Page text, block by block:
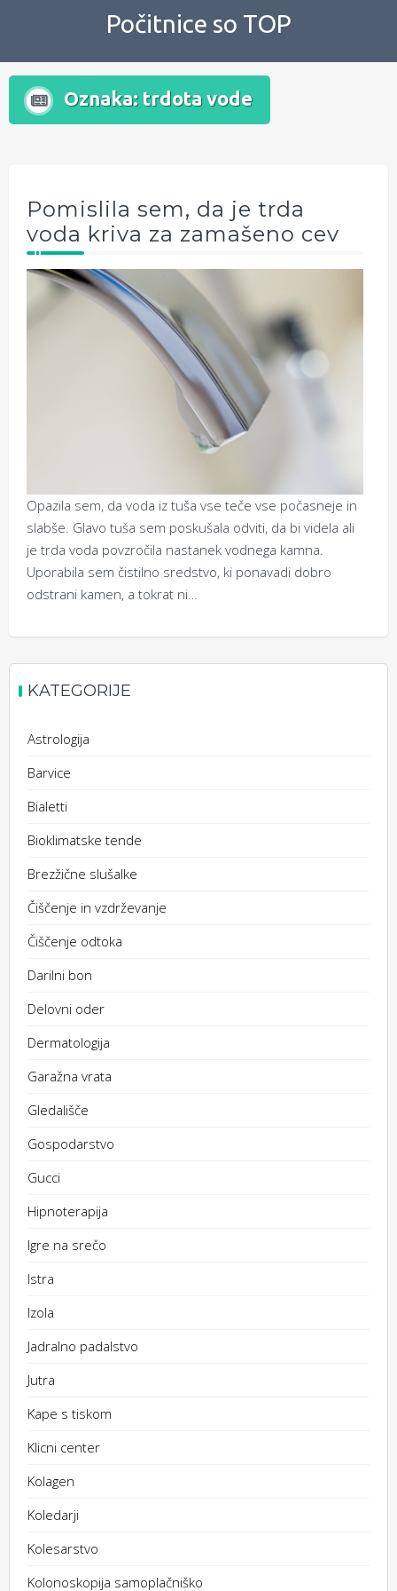
Počitnice so TOP
Oznaka: trdota vode
Pomislila sem, da je trda
voda kriva za zamašeno cev
Opazila sem, da voda iz tuša vse teče vse počasneje in
slabše. Glavo tuša sem poskušala odviti, da bi videla ali
je trda voda povzročila nastanek vodnega kamna.
Uporabila sem čistilno sredstvo, ki ponavadi dobro
odstrani kamen, a tokrat ni…
KATEGORIJE
Astrologija
Barvice
Bialetti
Bioklimatske tende
Brezžične slušalke
Čiščenje in vzdrževanje
Čiščenje odtoka
Darilni bon
Delovni oder
Dermatologija
Garažna vrata
Gledališče
Gospodarstvo
Gucci
Hipnoterapija
Igre na srečo
Istra
Izola
Jadralno padalstvo
Jutra
Kape s tiskom
Klicni center
Kolagen
Koledarji
Kolesarstvo
Kolonoskopija samoplačniško